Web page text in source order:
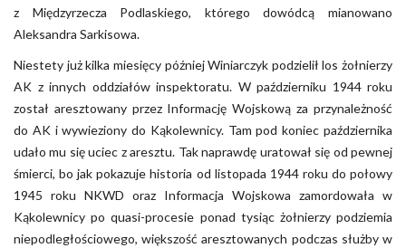
z Międzyrzecza Podlaskiego, którego dowódcą mianowano
Aleksandra Sarkisowa.
Niestety już kilka miesięcy później Winiarczyk podzielił los żołnierzy
AK z innych oddziałów inspektoratu. W październiku 1944 roku
został aresztowany przez Informację Wojskową za przynależność
do AK i wywieziony do Kąkolewnicy. Tam pod koniec października
udało mu się uciec z aresztu. Tak naprawdę uratował się od pewnej
śmierci, bo jak pokazuje historia od listopada 1944 roku do połowy
1945 roku NKWD oraz Informacja Wojskowa zamordowała w
Kąkolewnicy po quasi-procesie ponad tysiąc żołnierzy podziemia
niepodległościowego, większość aresztowanych podczas służby w